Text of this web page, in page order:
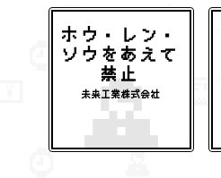
ホウ・レン・
ソウをあえて
禁止
未来工業株式会社